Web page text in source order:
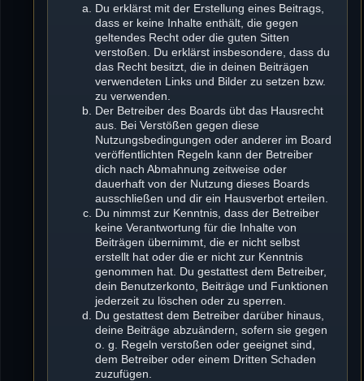
Du erklärst mit der Erstellung eines Beitrags,
dass er keine Inhalte enthält, die gegen
geltendes Recht oder die guten Sitten
verstoßen. Du erklärst insbesondere, dass du
das Recht besitzt, die in deinen Beiträgen
verwendeten Links und Bilder zu setzen bzw.
zu verwenden.
Der Betreiber des Boards übt das Hausrecht
aus. Bei Verstößen gegen diese
Nutzungsbedingungen oder anderer im Board
veröffentlichten Regeln kann der Betreiber
dich nach Abmahnung zeitweise oder
dauerhaft von der Nutzung dieses Boards
ausschließen und dir ein Hausverbot erteilen.
Du nimmst zur Kenntnis, dass der Betreiber
keine Verantwortung für die Inhalte von
Beiträgen übernimmt, die er nicht selbst
erstellt hat oder die er nicht zur Kenntnis
genommen hat. Du gestattest dem Betreiber,
dein Benutzerkonto, Beiträge und Funktionen
jederzeit zu löschen oder zu sperren.
Du gestattest dem Betreiber darüber hinaus,
deine Beiträge abzuändern, sofern sie gegen
o. g. Regeln verstoßen oder geeignet sind,
dem Betreiber oder einem Dritten Schaden
zuzufügen.